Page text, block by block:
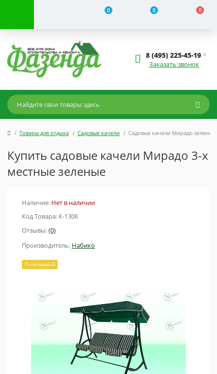
0 0 0
8 (495) 225-45-19
Заказать звонок
Товары для отдыха Садовые качели Садовые качели Мирадо зеленые
Купить садовые качели Мирадо 3-х
местные зеленые
Наличие: Нет в наличии
Код Товара: К-1306
Отзывы:(0)
Производитель: Набико
Популярный